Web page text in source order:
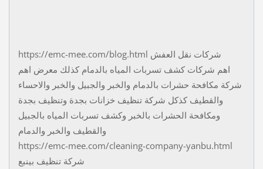
https://emc-mee.com/blog.html شركات نقل العفش
اهم شركات كشف تسربات المياه بالدمام كذلك معرض اهم
شركة مكافحة حشرات بالدمام والخبر والجبيل والخبر والاحساء
والقطيف كذكل شركة تنظيف خزانات بجدة وتنظيف بجدة
ومكافحة الحشرات بالخبر وكشف تسربات المياه بالجبيل
والقطيف والخبر والدمام
https://emc-mee.com/cleaning-company-yanbu.html
شركة تنظيف بينبع